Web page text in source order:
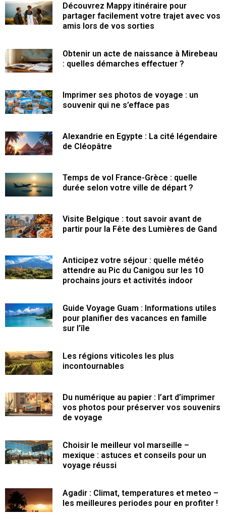
Découvrez Mappy itinéraire pour
partager facilement votre trajet avec vos
amis lors de vos sorties
Obtenir un acte de naissance à Mirebeau
: quelles démarches effectuer ?
Imprimer ses photos de voyage : un
souvenir qui ne s’efface pas
Alexandrie en Egypte : La cité légendaire
de Cléopâtre
Temps de vol France-Grèce : quelle
durée selon votre ville de départ ?
Visite Belgique : tout savoir avant de
partir pour la Fête des Lumières de Gand
Anticipez votre séjour : quelle météo
attendre au Pic du Canigou sur les 10
prochains jours et activités indoor
Guide Voyage Guam : Informations utiles
pour planifier des vacances en famille
sur l’île
Les régions viticoles les plus
incontournables
Du numérique au papier : l’art d’imprimer
vos photos pour préserver vos souvenirs
de voyage
Choisir le meilleur vol marseille –
mexique : astuces et conseils pour un
voyage réussi
Agadir : Climat, temperatures et meteo –
les meilleures periodes pour en profiter !